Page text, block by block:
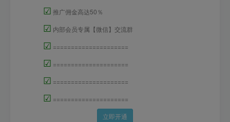
☑ 推广佣金高达50％
☑ 内部会员专属【微信】交流群
☑ =====================
☑ =====================
☑ =====================
☑ =====================
立即开通